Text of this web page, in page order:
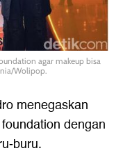
agar makeup bisa
Wolipop.
menegaskan
dengan
buru.